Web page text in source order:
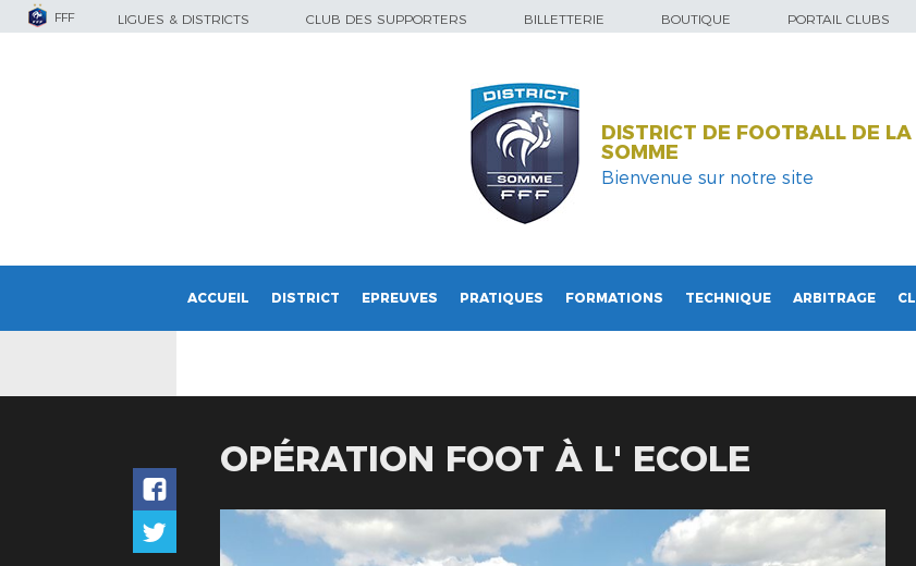
FFF LIGUES & DISTRICTS CLUB DES SUPPORTERS BILLETTERIE BOUTIQUE PORTAIL CLUBS
DISTRICT DE FOOTBALL DE LA
SOMME
Bienvenue sur notre site
ACCUEIL DISTRICT EPREUVES PRATIQUES FORMATIONS TECHNIQUE ARBITRAGE
OPÉRATION FOOT À L' ECOLE